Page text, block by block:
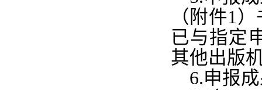
（附件1
已与指定
其他出版
6.申报